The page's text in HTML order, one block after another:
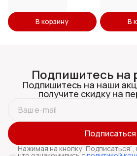
В корзину В
Подпишитесь на
Подпишитесь на наши
получите скидку на
Подписаться
Нажимая на кнопку